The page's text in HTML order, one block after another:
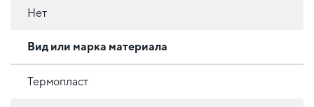
Нет
Вид или марка материала
Термопласт